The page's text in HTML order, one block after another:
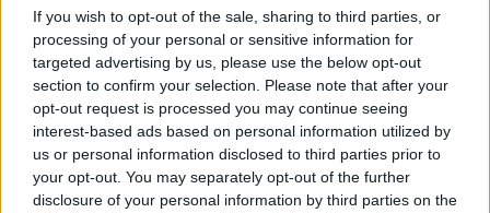
If you wish to opt-out of the sale, sharing to third parties, or
processing of your personal or sensitive information for
targeted advertising by us, please use the below opt-out
section to confirm your selection. Please note that after your
opt-out request is processed you may continue seeing
interest-based ads based on personal information utilized by
us or personal information disclosed to third parties prior to
your opt-out. You may separately opt-out of the further
disclosure of your personal information by third parties on the
... 2 3 4 5 6 ...